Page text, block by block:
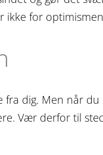
ikke for
fra dig. Men når
Vær derfor til